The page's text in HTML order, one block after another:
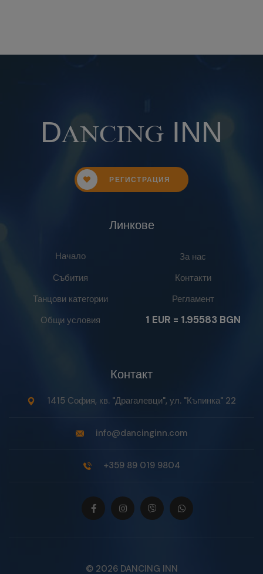
DANCING INN
РЕГИСТРАЦИЯ
Линкове
Начало
За нас
Събития
Контакти
Танцови категории
Регламент
Общи условия
1 EUR = 1.95583 BGN
Контакт
1415 София, кв. "Драгалевци", ул. "Къпинка" 22
info@dancinginn.com
+359 89 019 9804
© 2026 DANCING INN